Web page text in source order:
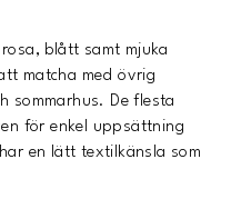
blått samt mjuka
matcha med övrig
sommarhus. De flesta
för enkel uppsättning
en lätt textilkänsla som